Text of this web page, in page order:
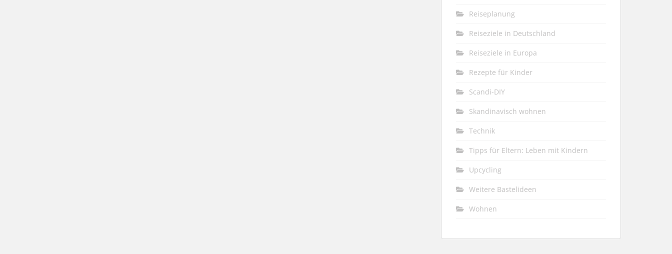
Reiseplanung
Reiseziele in Deutschland
Reiseziele in Europa
Rezepte für Kinder
Scandi-DIY
Skandinavisch wohnen
Technik
Tipps für Eltern: Leben mit Kindern
Upcycling
Weitere Bastelideen
Wohnen